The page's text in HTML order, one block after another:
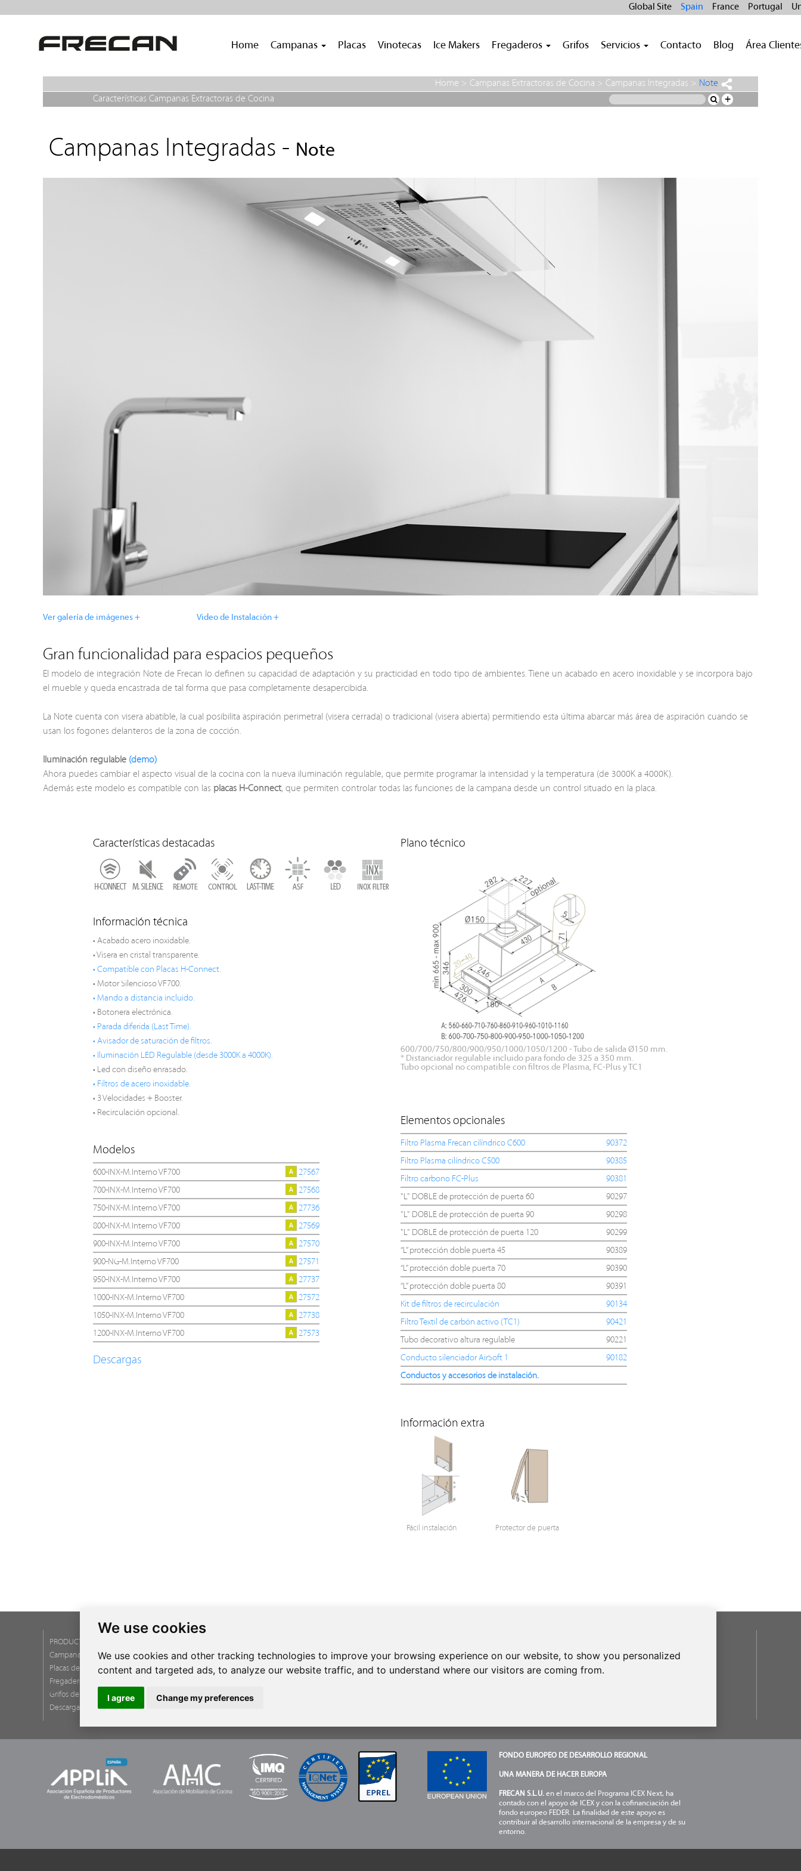
We use cookies
We use cookies and other tracking technologies to improve your browsing experience on our website, to show you personalized
content and targeted ads, to analyze our website traffic, and to understand where our visitors are coming from.
I agree Change my preferences
Global Site Spain France Portugal
Home Campanas Placas Vinotecas Ice Makers Fregaderos Grifos Servicios Contacto Blog Área
Home > Campanas Extractoras de Cocina > Campanas Integradas > Note
Características Campanas Extractoras de Cocina
+
Campanas Integradas - Note
Ver galería de imágenes + Video de Instalación +
Gran funcionalidad para espacios pequeños
El modelo de integración Note de Frecan lo definen su capacidad de adaptación y su practicidad en todo tipo de ambientes. Tiene un acabado en acero inoxidable y se incorpora bajo
el mueble y queda encastrada de tal forma que pasa completamente desapercibida.
La Note cuenta con visera abatible, la cual posibilita aspiración perimetral (visera cerrada) o tradicional (visera abierta) permitiendo esta última abarcar más área de aspiración cuando se
usan los fogones delanteros de la zona de cocción.
Iluminación regulable (demo)
Ahora puedes cambiar el aspecto visual de la cocina con la nueva iluminación regulable, que permite programar la intensidad y la temperatura (de 3000K a 4000K).
Además este modelo es compatible con las placas H-Connect, que permiten controlar todas las funciones de la campana desde un control situado en la placa.
Características destacadas
Información técnica
• Acabado acero inoxidable.
• Visera en cristal transparente.
• Compatible con Placas H-Connect.
• Motor Silencioso VF700.
• Mando a distancia incluido.
• Botonera electrónica.
• Parada diferida (Last Time).
• Avisador de saturación de filtros.
• Iluminación LED Regulable (desde 3000K a 4000K).
• Led con diseño enrasado.
• Filtros de acero inoxidable.
• 3 Velocidades + Booster.
• Recirculación opcional.
Modelos
600-INX-M.Interno VF700
27567
700-INX-M.Interno VF700
27568
750-INX-M.Interno VF700
27736
800-INX-M.Interno VF700
27569
900-INX-M.Interno VF700
27570
900-NG-M.Interno VF700
27571
950-INX-M.Interno VF700
27737
1000-INX-M.Interno VF700
27572
1050-INX-M.Interno VF700
27738
1200-INX-M.Interno VF700
27573
Descargas
Plano técnico
600/700/750/800/900/950/1000/1050/1200 - Tubo de salida Ø150 mm.
* Distanciador regulable incluido para fondo de 325 a 350 mm.
Tubo opcional no compatible con filtros de Plasma, FC-Plus y TC1
Elementos opcionales
Filtro Plasma Frecan cilíndrico C600
90372
Filtro Plasma cilíndrico C500
90385
Filtro carbono FC-Plus
90381
"L" DOBLE de protección de puerta 60
90297
"L" DOBLE de protección de puerta 90
90298
"L" DOBLE de protección de puerta 120
90299
“L” protección doble puerta 45
90389
“L” protección doble puerta 70
90390
“L” protección doble puerta 80
90391
Kit de filtros de recirculación
90134
Filtro Textil de carbón activo (TC1)
90421
Tubo decorativo altura regulable
90221
Conducto silenciador AirSoft 1
90182
Conductos y accesorios de instalación.
Información extra
Fácil instalación Protector de puerta
PRODUCTOS
Campanas
Placas de inducción de diseño
Fregaderos de cocina de diseño
Grifos de cocina de diseño
Descarga de catálogos
Delegaciones
Asistencia Técnica
Newsletter
Teléfono: +34 937 93 66 22
SAT: +34 937 93 66 44
FONDO EUROPEO DE DESARROLLO REGIONAL
UNA MANERA DE HACER EUROPA
FRECAN S.L.U. en el marco del Programa ICEX Next, ha
contado con el apoyo de ICEX y con la cofinanciación del
fondo europeo FEDER. La finalidad de este apoyo es
contribuir al desarrollo internacional de la empresa y de su
entorno.